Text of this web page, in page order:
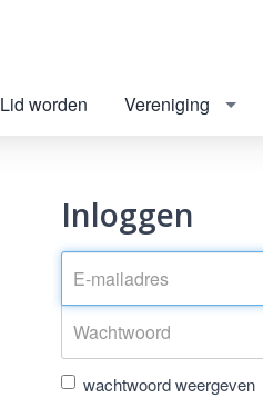
Lid worden Vereniging
Inloggen
wachtwoord weergeven